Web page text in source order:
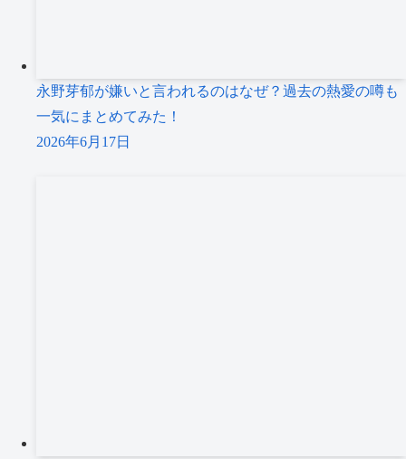
永野芽郁が嫌いと言われるのはなぜ？過去の熱愛の噂も
一気にまとめてみた！
2026年6月17日